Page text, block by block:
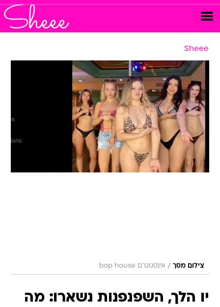
Sheee
צילום מסך / אינסטגרם bop house
יו הלך, השפנפנות נשארו: מה